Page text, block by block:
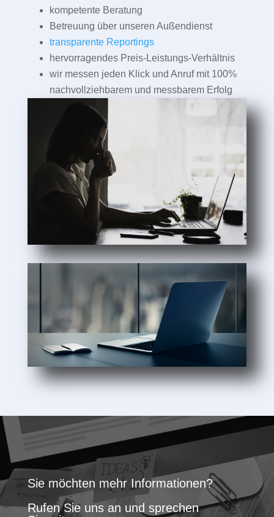
kompetente Beratung
Betreuung über unseren Außendienst
transparente Reportings
hervorragendes Preis-Leistungs-Verhältnis
wir messen jeden Klick und Anruf mit 100%
nachvollziehbarem und messbarem Erfolg
Sie möchten mehr Informationen?
Rufen Sie uns an und sprechen